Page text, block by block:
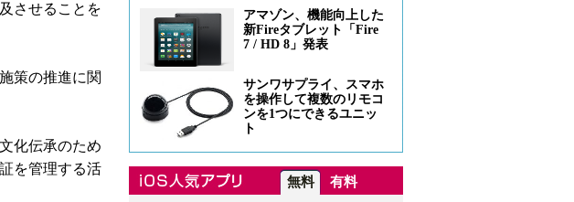
させることを
策の推進に関
化伝承のため
を管理する活
アマゾン、機能向上した
新Fireタブレット「Fire
7 / HD 8」発表
サンワサプライ、スマホ
を操作して複数のリモコ
ンを1つにできるユニッ
ト
無料 有料